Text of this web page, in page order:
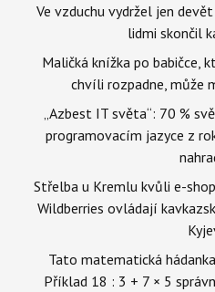
Ve vzduchu vydržel jen
lidmi skončil
Maličká knížka po babičce,
chvíli rozpadne, může
„Azbest IT světa“: 70 %
programovacím jazyce z
Střelba u Kremlu kvůli e-
Wildberries ovládají
Tato matematická
Příklad 18 : 3 + 7 × 5